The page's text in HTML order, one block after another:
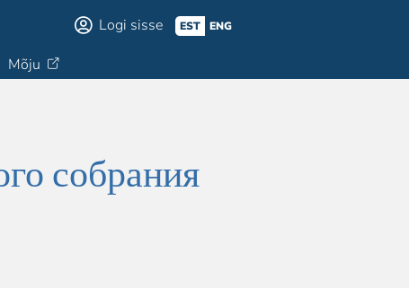
Logi sisse EST ENG
Mõju
собрания